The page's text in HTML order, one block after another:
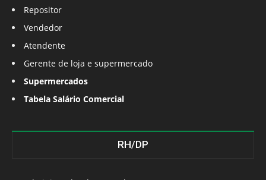
Repositor
Vendedor
Atendente
Gerente de loja e supermercado
Supermercados
Tabela Salário Comercial
RH/DP